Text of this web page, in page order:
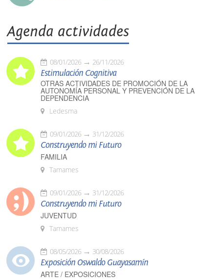
Agenda actividades
08/01/2026 26/11/2026
Estimulación Cognitiva
OTRAS ACTIVIDADES DE PROMOCIÓN DE LA
AUTONOMÍA PERSONAL Y PREVENCIÓN DE LA
DEPENDENCIA
Ledesma
09/01/2026 31/12/2026
Construyendo mi Futuro
FAMILIA
Tamames
09/01/2026 31/12/2026
Construyendo mi Futuro
JUVENTUD
Tamames
08/05/2026 30/08/2026
Exposición Oswaldo Guayasamín
ARTE / EXPOSICIONES